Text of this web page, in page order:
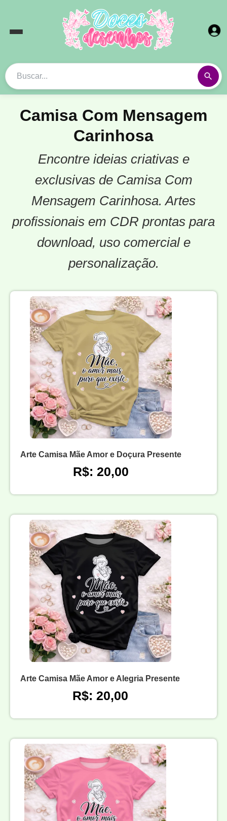
Camisa Com Mensagem
Carinhosa
Encontre ideias criativas e
exclusivas de Camisa Com
Mensagem Carinhosa. Artes
profissionais em CDR prontas para
download, uso comercial e
personalização.
Arte Camisa Mãe Amor e Doçura Presente
R$: 20,00
Arte Camisa Mãe Amor e Alegria Presente
R$: 20,00